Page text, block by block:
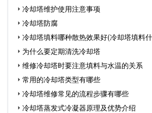
冷却塔维护使用注意事项
冷却塔防腐
冷却塔填料哪种散热效果好(冷却塔填料
为什么要定期清洗冷却塔
维修冷却塔时要注意填料与水温的关系
常用的冷却塔类型有哪些
冷却塔维修常见的流程步骤有哪些
冷却塔蒸发式冷凝器原理及优势介绍